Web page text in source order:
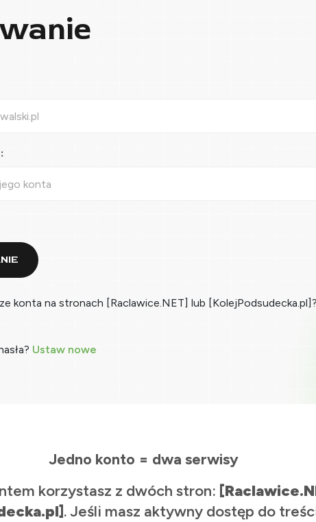
konta na stronach [Raclawice.NET] lub [KolejPodsudecka.pl]?
Ustaw nowe
Jedno konto = dwa serwisy
korzystasz z dwóch stron:
. Jeśli masz aktywny dostęp do